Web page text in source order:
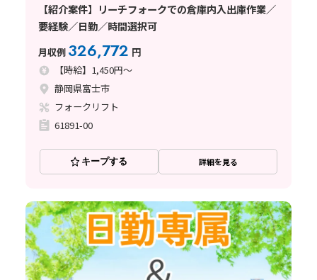
【紹介案件】リーチフォークでの倉庫内入出庫作業／
要経験／日勤／時間選択可
月収例 326,772 円
【時給】1,450円～
静岡県富士市
フォークリフト
61891-00
キープする 詳細を見る